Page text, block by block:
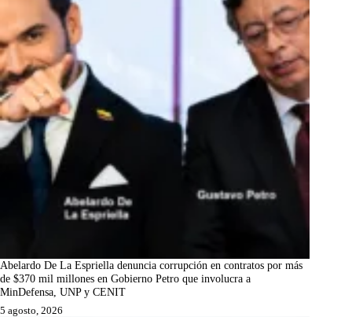
Abelardo De La Espriella denuncia corrupción en contratos por más
de $370 mil millones en Gobierno Petro que involucra a
MinDefensa, UNP y CENIT
5 agosto, 2026